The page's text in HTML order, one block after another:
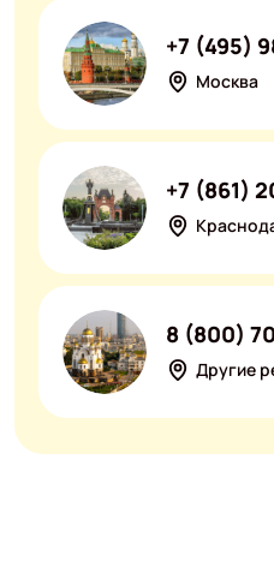
Москва
+7 (495)
+7 (861)
Другие
8 (800)